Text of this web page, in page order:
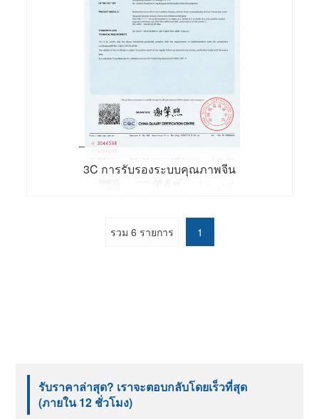
รับราคาล่าสุด? เราจะตอบกลับโดยเร็วที่สุด
(ภายใน 12 ชั่วโมง)
3C การรับรองระบบคุณภาพจีน
รวม 6 รายการ 1